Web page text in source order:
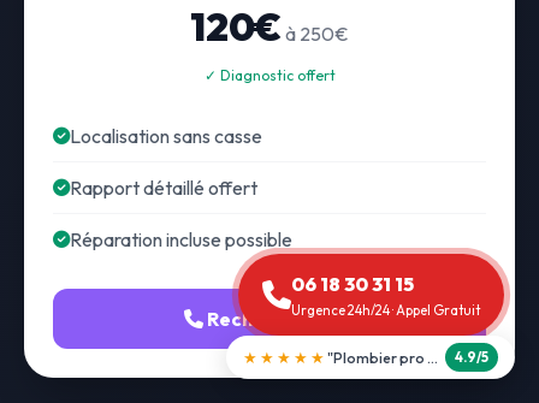
120€ à 250€
✓ Diagnostic offert
Localisation sans casse
Rapport détaillé offert
Réparation incluse possible
Recherche fuite
06 18 30 31 15
Urgence 24h/24 · Appel Gratuit
★★★★★ "Débouchage WC en 30 min" 5.0/5